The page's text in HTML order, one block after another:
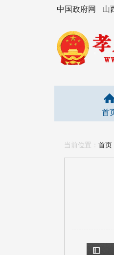
中国政府网 山
首
当前位置： 首页